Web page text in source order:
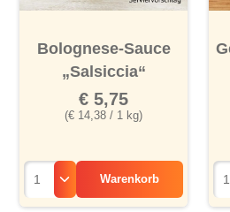
Bolognese-Sauce
„Salsiccia“
(€ 14,38 / 1 kg)
€ 5,75
Warenkorb